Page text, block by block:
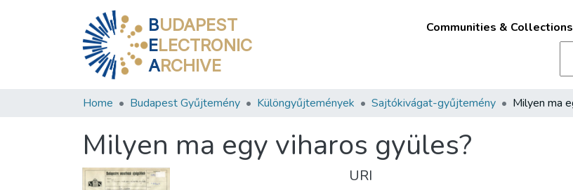
BUDAPEST
ELECTRONIC
ARCHIVE
Communities & Collections
Home Budapest Gyűjtemény Különgyűjtemények Sajtókivágat-gyűjtemény
Milyen ma egy viharos gyüles?
URI